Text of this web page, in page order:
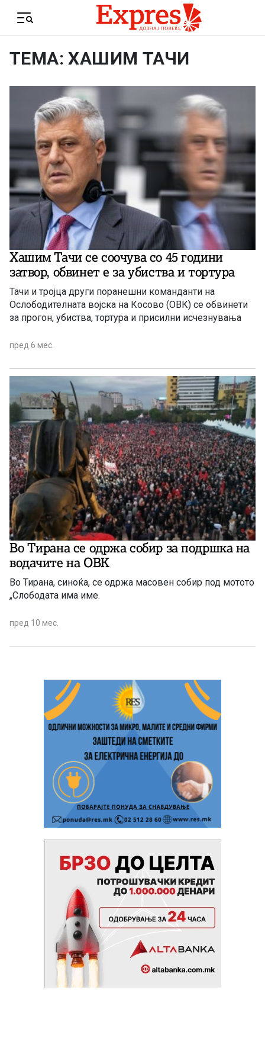
Menu
ТЕМА: ХАШИМ ТАЧИ
Хашим Тачи се соочува со 45 години
затвор, обвинет е за убиства и тортура
Тачи и тројца други поранешни команданти на
Ослободителната војска на Косово (ОВК) се обвинети
за прогон, убиства, тортура и присилни исчезнувања
пред 6 мес.
Во Тирана се одржа собир за подршка на
водачите на ОВК
Во Тирана, синоќа, се одржа масовен собир под мотото
„Слободата има име.
пред 10 мес.